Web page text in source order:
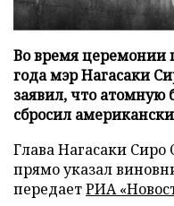
Во время церемонии
года мэр Нагасаки
заявил, что атомную
сбросил
Глава Нагасаки
прямо указал
передаетРИА